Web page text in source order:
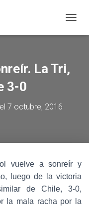
La Tri,
3-0
el 7 octubre, 2016
vuelve a sonreír y
luego de la victoria
de Chile, 3-0,
la mala racha por la